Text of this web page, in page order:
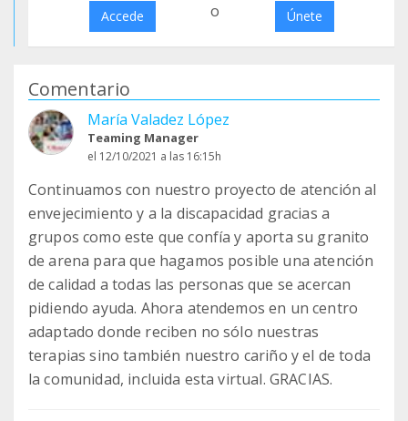
Accede o Únete
Comentario
María Valadez López
Teaming Manager
el 12/10/2021 a las 16:15h
Continuamos con nuestro proyecto de atención al
envejecimiento y a la discapacidad gracias a
grupos como este que confía y aporta su granito
de arena para que hagamos posible una atención
de calidad a todas las personas que se acercan
pidiendo ayuda. Ahora atendemos en un centro
adaptado donde reciben no sólo nuestras
terapias sino también nuestro cariño y el de toda
la comunidad, incluida esta virtual. GRACIAS.